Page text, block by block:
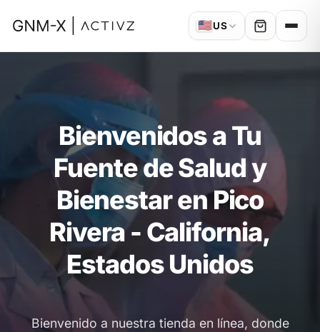
🇺🇸US
Bienvenidos a Tu
Fuente de Salud y
Bienestar en Pico
Rivera - California,
Estados Unidos
Bienvenido a nuestra tienda en línea, donde